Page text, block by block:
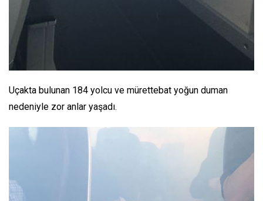
Uçakta bulunan 184 yolcu ve mürettebat yoğun duman
nedeniyle zor anlar yaşadı.